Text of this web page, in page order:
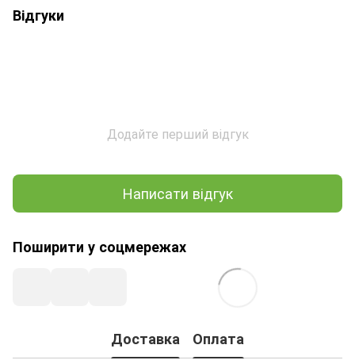
Відгуки
Додайте перший відгук
Написати відгук
Поширити у соцмережах
Доставка Оплата